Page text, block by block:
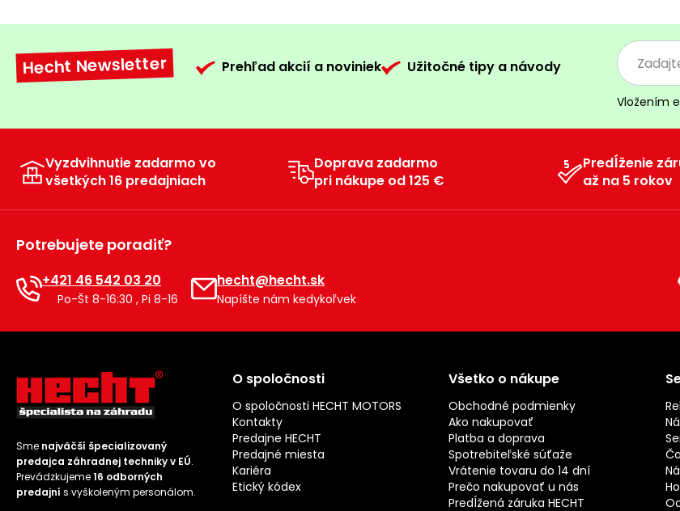
Hecht Newsletter Prehľad akcií a noviniek Užitočné tipy a návody
Vložením
Vyzdvihnutie zadarmo vo
všetkých 16 predajniach
Doprava zadarmo
pri nákupe od 125 €
Predĺženie
až na 5 rokov
Potrebujete poradiť?
+421 46 542 03 20
Po-Št 8-16:30 , Pi 8-16
hecht@hecht.sk
Napíšte nám kedykoľvek
Sme najväčší špecializovaný
predajca záhradnej techniky v EÚ.
Prevádzkujeme16 odborných
predajní s vyškoleným personálom.
O spoločnosti
O spoločnosti HECHT MOTORS
Kontakty
Predajne HECHT
Predajné miesta
Kariéra
Etický kódex
Všetko o nákupe
Obchodné podmienky
Ako nakupovať
Platba a doprava
Spotrebiteľské súťaže
Vrátenie tovaru do 14 dní
Prečo nakupovať u nás
Predĺžená záruka HECHT